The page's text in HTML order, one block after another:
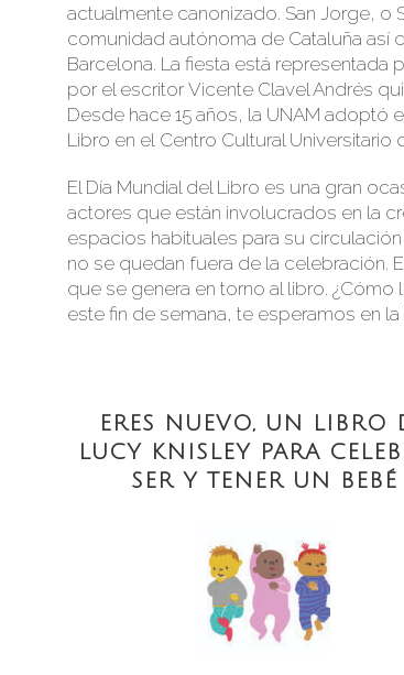
actualmente canonizado. San Jorge, o
comunidad autónoma de Cataluña así
Barcelona. La fiesta está
por el escritor Vicente Clavel Andrés
Desde hace 15 años, la UNAM adoptó
Libro en el Centro Cultural Universitario
El Día Mundial del Libro es una gran
actores que están involucrados en la
espacios habituales para su
no se quedan fuera de la celebración.
que se genera en torno al libro.
este fin de semana, te esperamos en la
ERES NUEVO, UN LIBRO
LUCY KNISLEY PARA
SER Y TENER UN BEBÉ